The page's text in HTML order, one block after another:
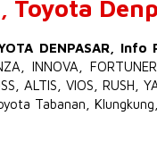
Toyota
DENPASAR, Info
INNOVA FORTUNER
,ALTIS ,VIOS ,RUSH ,
Tabanan,